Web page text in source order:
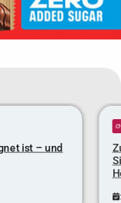
ist – und